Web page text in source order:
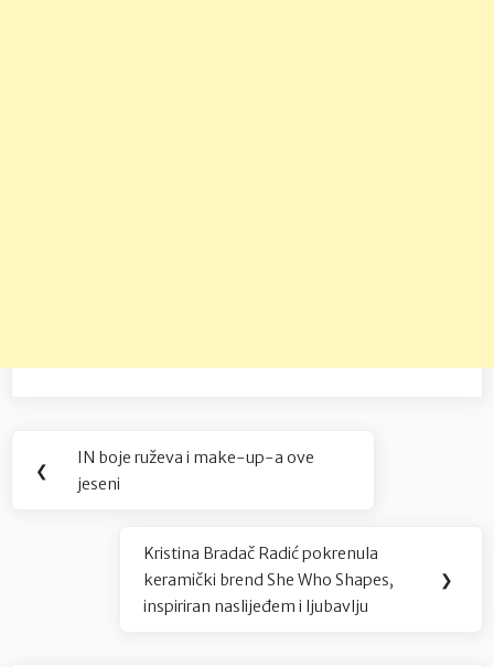
Navigacija
objava
❮
Previous
Post:
IN boje ruževa i make-up-a ove
jeseni
Next
Post:
Kristina Bradač Radić pokrenula
keramički brend She Who Shapes,
inspiriran naslijeđem i ljubavlju
❯